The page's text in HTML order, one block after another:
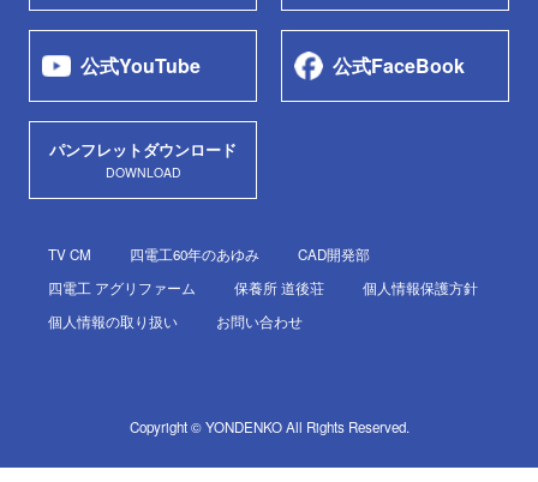
公式YouTube 公式FaceBook
パンフレットダウンロード
DOWNLOAD
TV CM 四電工60年のあゆみ
CAD開発部
四電工 アグリファーム
保養所 道後荘
個人情報保護方針
個人情報の取り扱い
お問い合わせ
Copyright © YONDENKO All Rights Reserved.